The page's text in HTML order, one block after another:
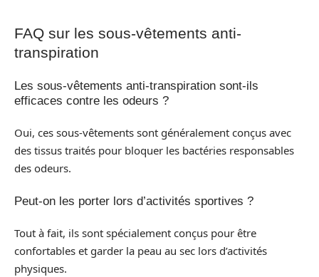
FAQ sur les sous-vêtements anti-
transpiration
Les sous-vêtements anti-transpiration sont-ils
efficaces contre les odeurs ?
Oui, ces sous-vêtements sont généralement conçus avec
des tissus traités pour bloquer les bactéries responsables
des odeurs.
Peut-on les porter lors d’activités sportives ?
Tout à fait, ils sont spécialement conçus pour être
confortables et garder la peau au sec lors d’activités
physiques.